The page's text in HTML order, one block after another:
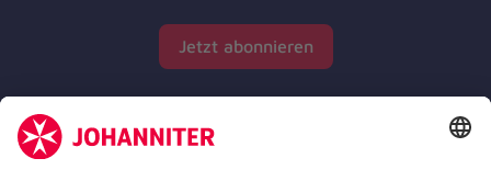
Jetzt abonnieren
Zertifizierung der Johanniter-Unfall-Hilfe e.V.